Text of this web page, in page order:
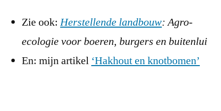
Zie ook:Herstellende landbouw: Agro-
ecologie voor boeren, burgers en buitenlui
En: mijn artikel ‘Hakhout en knotbomen’